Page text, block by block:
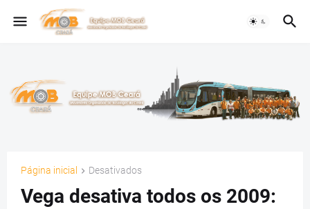
Página inicial Desativados
Vega desativa todos os 2009: